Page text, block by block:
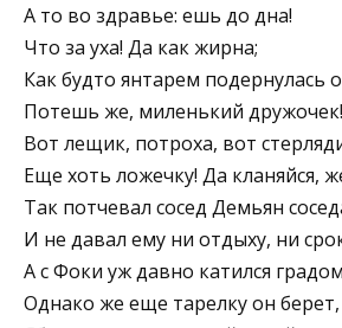
А то во здравье: ешь до дна!
Что за уха! Да как жирна;
Как будто янтарем подернулась
Потешь же, миленький дружочек!
Вот лещик, потроха, вот
Еще хоть ложечку! Да кланяйся,
Так потчевал сосед Демьян
И не давал ему ни отдыху, ни
А с Фоки уж давно катился
Однако же еще тарелку он берет,